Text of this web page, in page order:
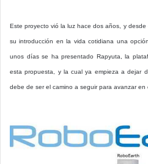
Este proyecto vió la luz hace dos años, y
su introducción en la vida cotidiana una
unos días se ha presentado Rapyuta, la
esta propuesta, y la cual ya empieza a dejar
debe de ser el camino a seguir para avanzar en